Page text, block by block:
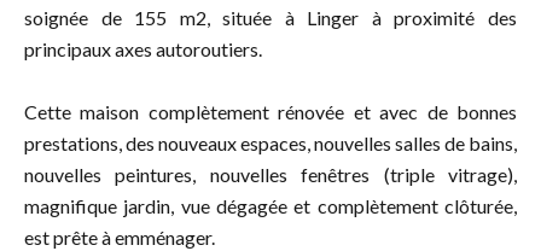
soignée de 155 m2, située à Linger à proximité des
principaux axes autoroutiers.
Cette maison complètement rénovée et avec de bonnes
prestations, des nouveaux espaces, nouvelles salles de bains,
nouvelles peintures, nouvelles fenêtres (triple vitrage),
magnifique jardin, vue dégagée et complètement clôturée,
est prête à emménager.